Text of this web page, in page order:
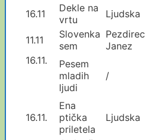
16.11
Dekle na
vrtu
Ljudska
11.11
Slovenka
sem
Pezdirec
Janez
16.11.
Pesem
mladih
ljudi
/
16.11.
Ena
ptička
priletela
Ljudska